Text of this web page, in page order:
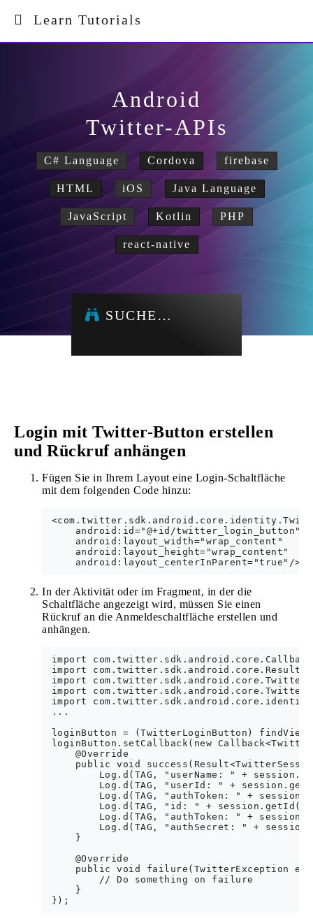
Learn Tutorials
Android
Twitter-APIs
C# Language Cordova firebase
HTML iOS Java Language
JavaScript Kotlin PHP
react-native
SUCHE…
Login mit Twitter-Button erstellen
und Rückruf anhängen
Fügen Sie in Ihrem Layout eine Login-Schaltfläche
mit dem folgenden Code hinzu:
     android:id="@+id/twitter_login_button"
     android:layout_width="wrap_content"
     android:layout_height="wrap_content"
In der Aktivität oder im Fragment, in der die
Schaltfläche angezeigt wird, müssen Sie einen
Rückruf an die Anmeldeschaltfläche erstellen und
anhängen.
import
import com.twitter.sdk.android.core.Result;
import
import
import
...
loginButton = (TwitterLoginButton)
loginButton.setCallback(new
     @Override
public void
Log.d(TAG, "userName: " +
Log.d(TAG, "userId: " +
Log.d(TAG, "authToken: " +
Log.d(TAG, "id: " +
Log.d(TAG, "authToken: " +
Log.d(TAG, "authSecret: " +
     }
     @Override
public void failure(TwitterException
         // Do something on failure
     }